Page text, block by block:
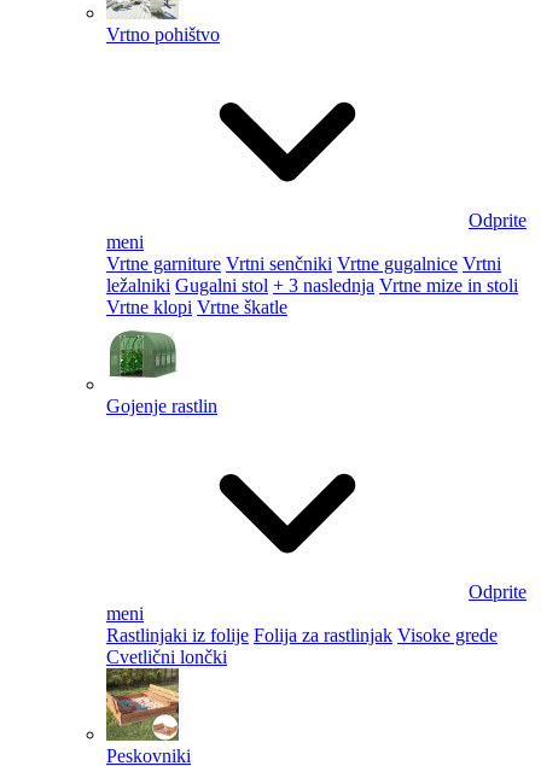
Vrtno pohištvo
Odprite
meni
Vrtne garniture Vrtni senčniki Vrtne gugalnice Vrtni
ležalniki Gugalni stol + 3 naslednja Vrtne mize in stoli
Vrtne klopi Vrtne škatle
Gojenje rastlin
Odprite
meni
Rastlinjaki iz folije Folija za rastlinjak Visoke grede
Cvetlični lončki
Peskovniki